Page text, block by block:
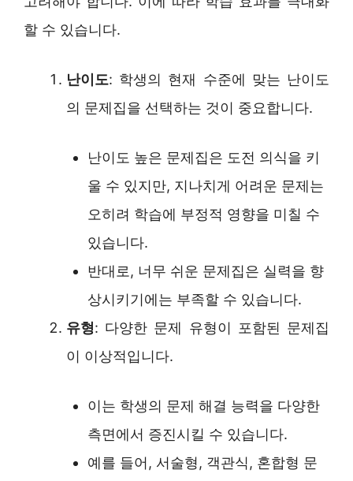
할 수 있습니다.
난이도: 학생의 현재 수준에 맞는 난이도
의 문제집을 선택하는 것이 중요합니다.
난이도 높은 문제집은 도전 의식을 키
울 수 있지만, 지나치게 어려운 문제는
오히려 학습에 부정적 영향을 미칠 수
있습니다.
반대로, 너무 쉬운 문제집은 실력을 향
상시키기에는 부족할 수 있습니다.
유형: 다양한 문제 유형이 포함된 문제집
이 이상적입니다.
이는 학생의 문제 해결 능력을 다양한
측면에서 증진시킬 수 있습니다.
예를 들어, 서술형, 객관식, 혼합형 문